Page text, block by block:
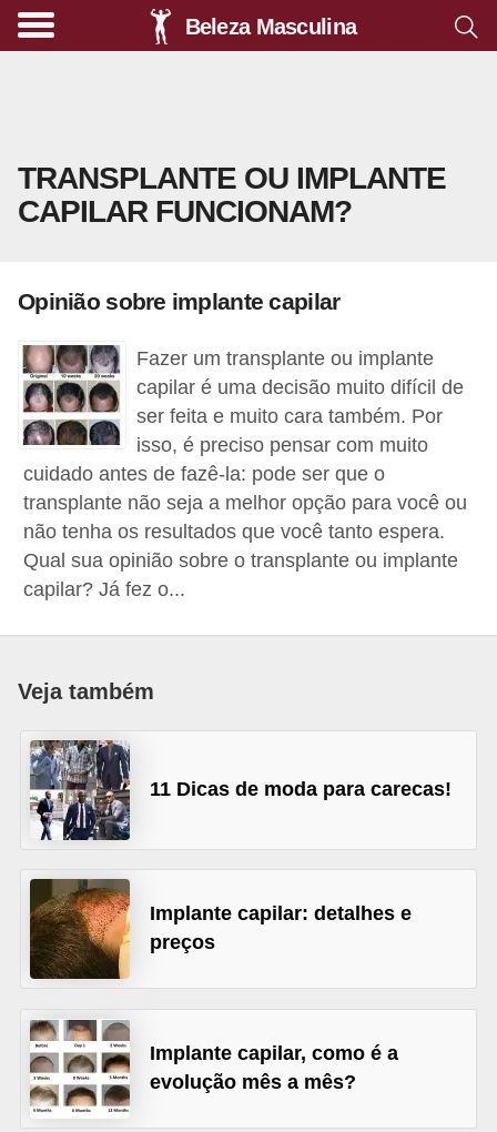
Beleza Masculina
TRANSPLANTE OU IMPLANTE
CAPILAR FUNCIONAM?
Opinião sobre implante capilar
Fazer um transplante ou implante
capilar é uma decisão muito difícil de
ser feita e muito cara também. Por
isso, é preciso pensar com muito
cuidado antes de fazê-la: pode ser que o
transplante não seja a melhor opção para você ou
não tenha os resultados que você tanto espera.
Qual sua opinião sobre o transplante ou implante
capilar? Já fez o...
Veja também
11 Dicas de moda para carecas!
Implante capilar: detalhes e
preços
Implante capilar, como é a
evolução mês a mês?
A
e
n
ç
ã
o
s
a
u
d
á
v
C
b
e
l
s
e
b
r
b
a